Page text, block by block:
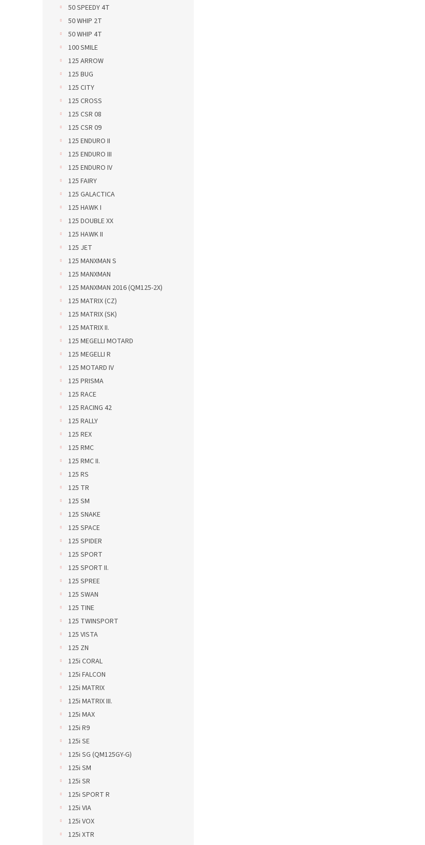
50 SPEEDY 4T
50 WHIP 2T
50 WHIP 4T
100 SMILE
125 ARROW
125 BUG
125 CITY
125 CROSS
125 CSR 08
125 CSR 09
125 ENDURO II
125 ENDURO III
125 ENDURO IV
125 FAIRY
125 GALACTICA
125 HAWK I
125 DOUBLE XX
125 HAWK II
125 JET
125 MANXMAN S
125 MANXMAN
125 MANXMAN 2016 (QM125-2X)
125 MATRIX (CZ)
125 MATRIX (SK)
125 MATRIX II.
125 MEGELLI MOTARD
125 MEGELLI R
125 MOTARD IV
125 PRISMA
125 RACE
125 RACING 42
125 RALLY
125 REX
125 RMC
125 RMC II.
125 RS
125 TR
125 SM
125 SNAKE
125 SPACE
125 SPIDER
125 SPORT
125 SPORT II.
125 SPREE
125 SWAN
125 TINE
125 TWINSPORT
125 VISTA
125 ZN
125i CORAL
125i FALCON
125i MATRIX
125i MATRIX III.
125i MAX
125i R9
125i SE
125i SG (QM125GY-G)
125i SM
125i SR
125i SPORT R
125i VIA
125i VOX
125i XTR